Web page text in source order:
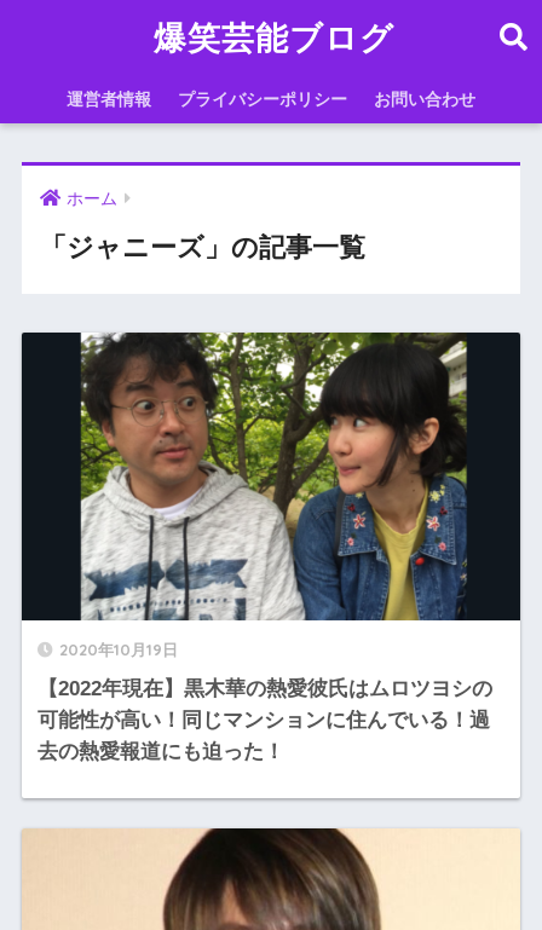
爆笑芸能ブログ
運営者情報 プライバシーポリシー お問い合わせ
ホーム
「ジャニーズ」の記事一覧
2020年10月19日
【2022年現在】黒木華の熱愛彼氏はムロツヨシの
可能性が高い！同じマンションに住んでいる！過
去の熱愛報道にも迫った！